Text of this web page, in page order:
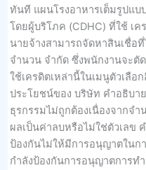
ทันที แผนโรงอาหารเต็มรูปแ
โดยผู้บริโภค (CDHC) ที่ใช้ เ
นายจ้างสามารถจัดหาสินเชื่อ
จำนวน จำกัด ซึ่งพนักงานจะตั
ใช้เครดิตเหล่านี้ในเมนูตัวเลื
ประโยชน์ของ บริษัท คำอธิบา
ธุรกรรมไม่ถูกต้องเนื่องจากจ
ผลเป็นค่าลบหรือไม่ใช่ตัวเลข
ป้องกันไม่ให้มีการอนุญาตในก
กำลังป้องกันการอนุญาตการท